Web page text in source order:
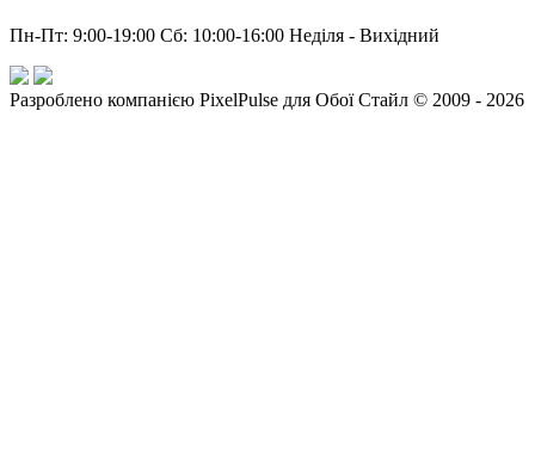
Пн-Пт: 9:00-19:00 Сб: 10:00-16:00 Неділя - Вихідний
Разроблено компанією PixelPulse для Обої Стайл © 2009 - 2026